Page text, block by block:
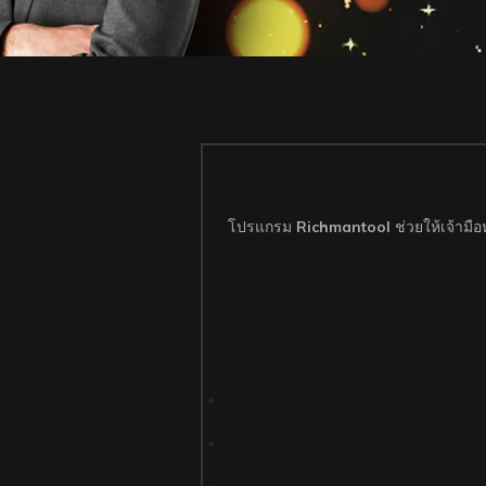
โปรแกรม Richmantool ช่วยให้เจ้ามื